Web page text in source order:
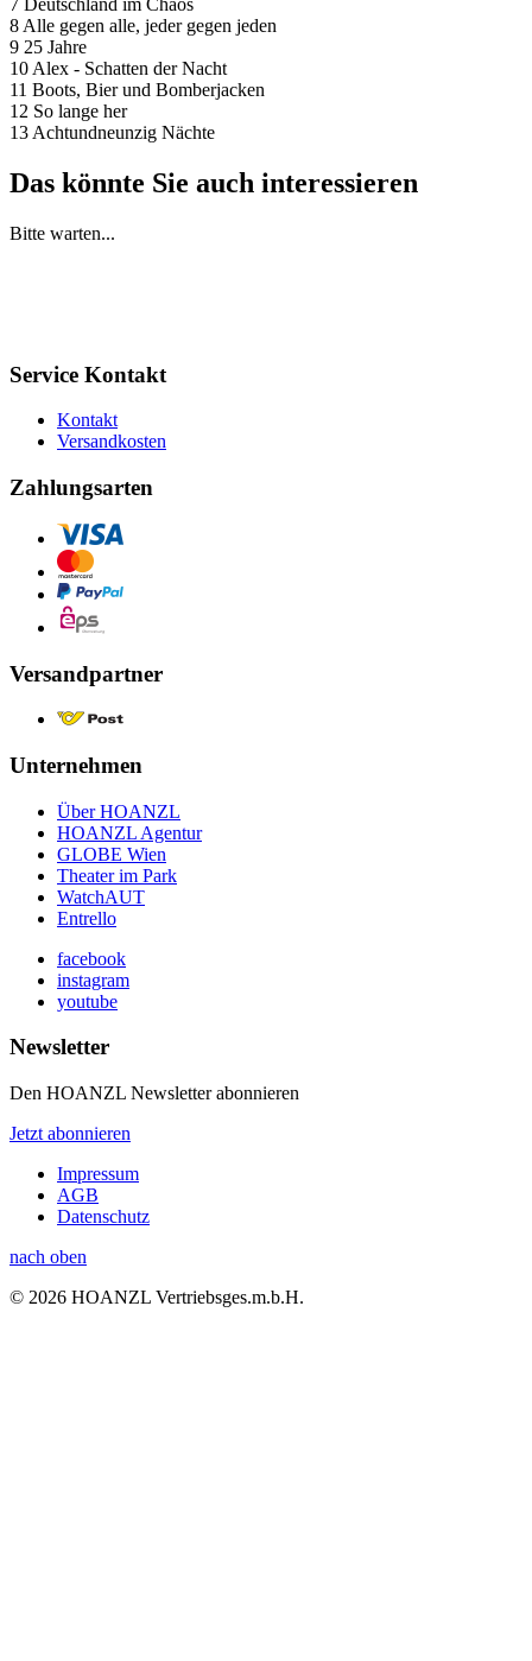
7 Deutschland im Chaos
8 Alle gegen alle, jeder gegen jeden
9 25 Jahre
10 Alex - Schatten der Nacht
11 Boots, Bier und Bomberjacken
12 So lange her
13 Achtundneunzig Nächte
Das könnte Sie auch interessieren
Bitte warten...
Service Kontakt
Kontakt
Versandkosten
Zahlungsarten
Versandpartner
Unternehmen
Über HOANZL
HOANZL Agentur
GLOBE Wien
Theater im Park
WatchAUT
Entrello
facebook
instagram
youtube
Newsletter
Den HOANZL Newsletter abonnieren
Jetzt abonnieren
Impressum
AGB
Datenschutz
nach oben
© 2026 HOANZL Vertriebsges.m.b.H.